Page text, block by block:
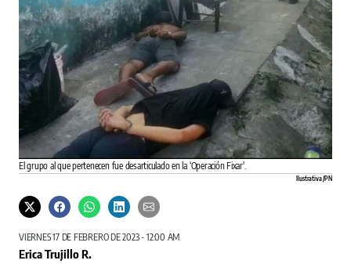
El grupo al que pertenecen fue desarticulado en la ‘Operación Fixar'.
Ilustrativa /PN
VIERNES 17 DE FEBRERO DE 2023 - 12:00 AM
Erica Trujillo R.